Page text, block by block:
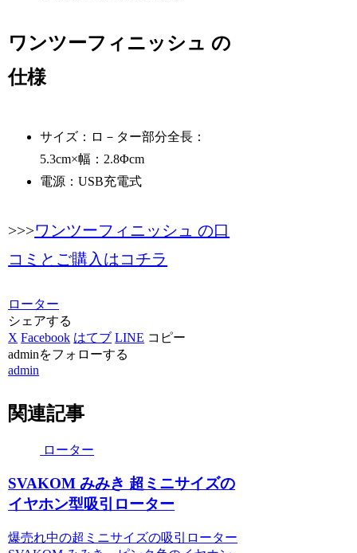
ワンツーフィニッシュ の
仕様
サイズ：ロ－ター部分全長：
5.3cm×幅：2.8Φcm
電源：USB充電式
>>>ワンツーフィニッシュ の口
コミとご購入はコチラ
ローター
シェアする
X Facebook はてブ LINE コピー
adminをフォローする
admin
関連記事
ローター
SVAKOM みみき 超ミニサイズの
イヤホン型吸引ローター
爆売れ中の超ミニサイズの吸引ローター